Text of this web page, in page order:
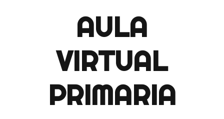
AULA
VIRTUAL
PRIMARIA